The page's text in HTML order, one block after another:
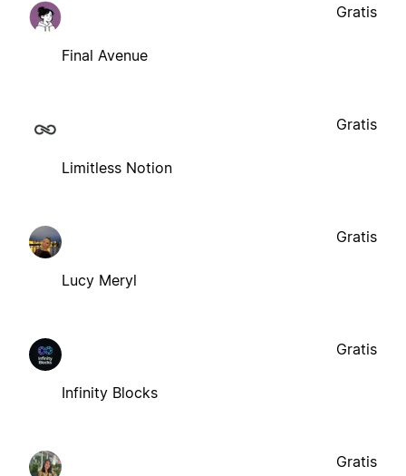
Final Avenue
Gratis
Limitless Notion
Gratis
Lucy Meryl
Gratis
Infinity Blocks
Gratis
Gratis